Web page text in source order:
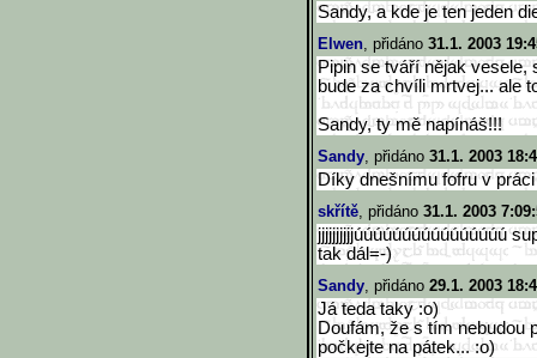
Sandy, a kde je ten jeden
Elwen, přidáno 31.1. 2003
Pipin se tváří nějak vesele,
bude za chvíli mrtvej... ale
Sandy, ty mě napínáš!!!
Sandy, přidáno 31.1. 2003
Díky dnešnímu fofru v
skřítě, přidáno 31.1. 2003
jjjjjjjjjjúúúúúúúúúúúúúúúú
tak dál=-)
Sandy, přidáno 29.1. 2003
Já teda taky :o)
Doufám, že s tím nebudou
počkejte na pátek... :o)